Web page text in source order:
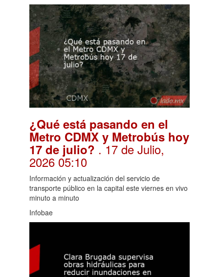
¿Qué está pasando en el
Metro CDMX y Metrobús hoy
17 de julio? . 17 de Julio,
2026 05:10
Información y actualización del servicio de
transporte público en la capital este viernes en vivo
minuto a minuto
Infobae